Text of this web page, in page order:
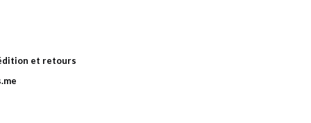
et retours